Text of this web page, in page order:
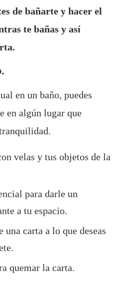
de bañarte y hacer el
te bañas y así
en un baño, puedes
en algún lugar que
velas y tus objetos de la
para darle un
a tu espacio.
carta a lo que deseas
quemar la carta.